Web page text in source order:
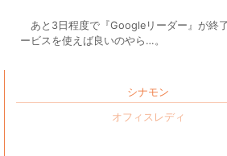
あと3日程度で『Googleリーダー』が終
ービスを使えば良いのやら…。
シナモン